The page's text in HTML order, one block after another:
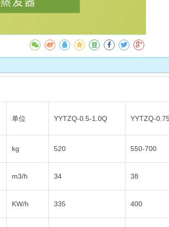
单位 YYTZQ-0.5-1.0Q YYTZQ-
kg 520 550-700
m3/h 34 38
KW/h 335 400